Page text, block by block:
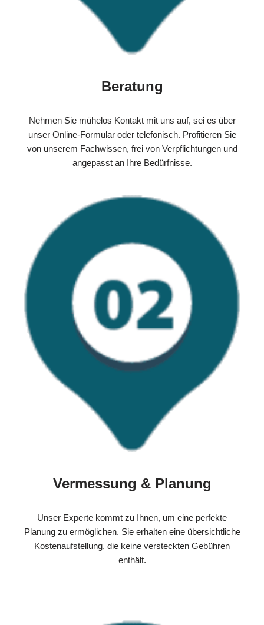
Beratung
Nehmen Sie mühelos Kontakt mit uns auf, sei es über
unser Online-Formular oder telefonisch. Profitieren Sie
von unserem Fachwissen, frei von Verpflichtungen und
angepasst an Ihre Bedürfnisse.
Vermessung & Planung
Unser Experte kommt zu Ihnen, um eine perfekte
Planung zu ermöglichen. Sie erhalten eine übersichtliche
Kostenaufstellung, die keine versteckten Gebühren
enthält.